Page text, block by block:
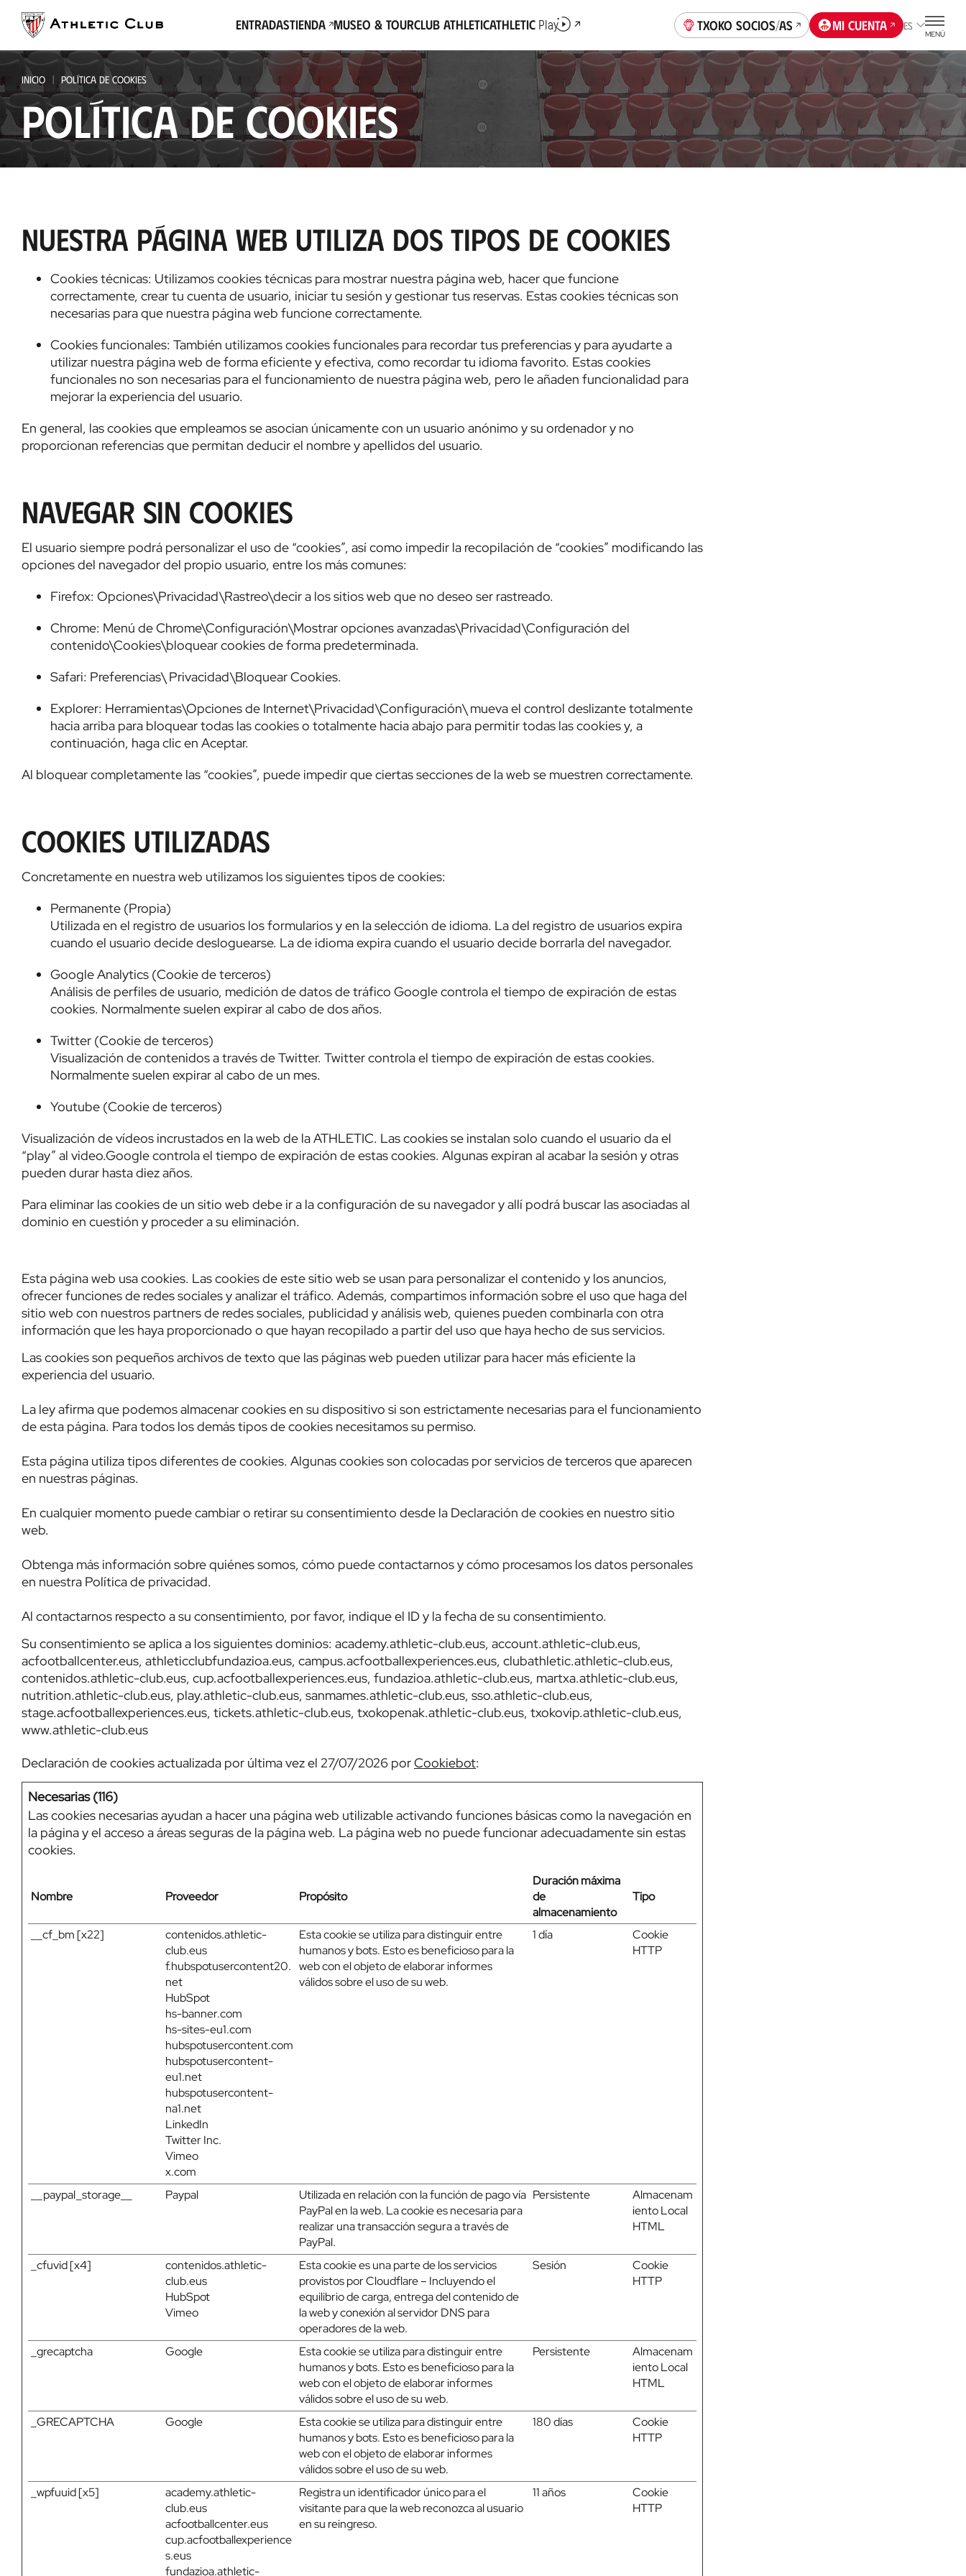
contenido
principal
EntradasTienda Museo & TourClub AthleticAthletic Play Txoko socios/as Mi cuenta ES
MENÚ
INICIO POLÍTICA DE COOKIES
Política de cookies
Nuestra página web utiliza dos tipos de cookies
Cookies técnicas: Utilizamos cookies técnicas para mostrar nuestra página web, hacer que funcione
correctamente, crear tu cuenta de usuario, iniciar tu sesión y gestionar tus reservas. Estas cookies técnicas son
necesarias para que nuestra página web funcione correctamente.
Cookies funcionales: También utilizamos cookies funcionales para recordar tus preferencias y para ayudarte a
utilizar nuestra página web de forma eficiente y efectiva, como recordar tu idioma favorito. Estas cookies
funcionales no son necesarias para el funcionamiento de nuestra página web, pero le añaden funcionalidad para
mejorar la experiencia del usuario.
En general, las cookies que empleamos se asocian únicamente con un usuario anónimo y su ordenador y no
proporcionan referencias que permitan deducir el nombre y apellidos del usuario.
Navegar sin cookies
El usuario siempre podrá personalizar el uso de “cookies”, así como impedir la recopilación de “cookies” modificando las
opciones del navegador del propio usuario, entre los más comunes:
Firefox: Opciones\Privacidad\Rastreo\decir a los sitios web que no deseo ser rastreado.
Chrome: Menú de Chrome\Configuración\Mostrar opciones avanzadas\Privacidad\Configuración del
contenido\Cookies\bloquear cookies de forma predeterminada.
Safari: Preferencias\ Privacidad\Bloquear Cookies.
Explorer: Herramientas\Opciones de Internet\Privacidad\Configuración\ mueva el control deslizante totalmente
hacia arriba para bloquear todas las cookies o totalmente hacia abajo para permitir todas las cookies y, a
continuación, haga clic en Aceptar.
Al bloquear completamente las “cookies”, puede impedir que ciertas secciones de la web se muestren correctamente.
Cookies utilizadas
Concretamente en nuestra web utilizamos los siguientes tipos de cookies:
Permanente (Propia)
Utilizada en el registro de usuarios los formularios y en la selección de idioma. La del registro de usuarios expira
cuando el usuario decide desloguearse. La de idioma expira cuando el usuario decide borrarla del navegador.
Google Analytics (Cookie de terceros)
Análisis de perfiles de usuario, medición de datos de tráfico Google controla el tiempo de expiración de estas
cookies. Normalmente suelen expirar al cabo de dos años.
Twitter (Cookie de terceros)
Visualización de contenidos a través de Twitter. Twitter controla el tiempo de expiración de estas cookies.
Normalmente suelen expirar al cabo de un mes.
Youtube (Cookie de terceros)
Visualización de vídeos incrustados en la web de la ATHLETIC. Las cookies se instalan solo cuando el usuario da el
“play” al video.Google controla el tiempo de expiración de estas cookies. Algunas expiran al acabar la sesión y otras
pueden durar hasta diez años.
Para eliminar las cookies de un sitio web debe ir a la configuración de su navegador y allí podrá buscar las asociadas al
dominio en cuestión y proceder a su eliminación.
Esta página web usa cookies. Las cookies de este sitio web se usan para personalizar el contenido y los anuncios,
ofrecer funciones de redes sociales y analizar el tráfico. Además, compartimos información sobre el uso que haga del
sitio web con nuestros partners de redes sociales, publicidad y análisis web, quienes pueden combinarla con otra
información que les haya proporcionado o que hayan recopilado a partir del uso que haya hecho de sus servicios.
Las cookies son pequeños archivos de texto que las páginas web pueden utilizar para hacer más eficiente la
experiencia del usuario.
La ley afirma que podemos almacenar cookies en su dispositivo si son estrictamente necesarias para el funcionamiento
de esta página. Para todos los demás tipos de cookies necesitamos su permiso.
Esta página utiliza tipos diferentes de cookies. Algunas cookies son colocadas por servicios de terceros que aparecen
en nuestras páginas.
En cualquier momento puede cambiar o retirar su consentimiento desde la Declaración de cookies en nuestro sitio
web.
Obtenga más información sobre quiénes somos, cómo puede contactarnos y cómo procesamos los datos personales
en nuestra Política de privacidad.
Al contactarnos respecto a su consentimiento, por favor, indique el ID y la fecha de su consentimiento.
Su consentimiento se aplica a los siguientes dominios: academy.athletic-club.eus, account.athletic-club.eus,
acfootballcenter.eus, athleticclubfundazioa.eus, campus.acfootballexperiences.eus, clubathletic.athletic-club.eus,
contenidos.athletic-club.eus, cup.acfootballexperiences.eus, fundazioa.athletic-club.eus, martxa.athletic-club.eus,
nutrition.athletic-club.eus, play.athletic-club.eus, sanmames.athletic-club.eus, sso.athletic-club.eus,
stage.acfootballexperiences.eus, tickets.athletic-club.eus, txokopenak.athletic-club.eus, txokovip.athletic-club.eus,
www.athletic-club.eus
Declaración de cookies actualizada por última vez el 27/07/2026 porCookiebot:
Necesarias (116)
Las cookies necesarias ayudan a hacer una página web utilizable activando funciones básicas como la navegación en
la página y el acceso a áreas seguras de la página web. La página web no puede funcionar adecuadamente sin estas
cookies.
Nombre Proveedor Propósito
Duración máxima
de
almacenamiento
Tipo
__cf_bm [x22]
contenidos.athletic-
club.eus
f.hubspotusercontent20.
net
HubSpot
hs-banner.com
hs-sites-eu1.com
hubspotusercontent.com
hubspotusercontent-
eu1.net
hubspotusercontent-
na1.net
LinkedIn
Twitter Inc.
Vimeo
x.com
Esta cookie se utiliza para distinguir entre
humanos y bots. Esto es beneficioso para la
web con el objeto de elaborar informes
válidos sobre el uso de su web.
1 día
Cookie
HTTP
__paypal_storage__ Paypal
Utilizada en relación con la función de pago vía
PayPal en la web. La cookie es necesaria para
realizar una transacción segura a través de
PayPal.
Persistente
Almacenam
iento Local
HTML
_cfuvid [x4]
contenidos.athletic-
club.eus
HubSpot
Vimeo
Esta cookie es una parte de los servicios
provistos por Cloudflare – Incluyendo el
equilibrio de carga, entrega del contenido de
la web y conexión al servidor DNS para
operadores de la web.
Sesión
Cookie
HTTP
_grecaptcha Google
Esta cookie se utiliza para distinguir entre
humanos y bots. Esto es beneficioso para la
web con el objeto de elaborar informes
válidos sobre el uso de su web.
Persistente
Almacenam
iento Local
HTML
_GRECAPTCHA Google
Esta cookie se utiliza para distinguir entre
humanos y bots. Esto es beneficioso para la
web con el objeto de elaborar informes
válidos sobre el uso de su web.
180 días
Cookie
HTTP
_wpfuuid [x5]
academy.athletic-
club.eus
acfootballcenter.eus
cup.acfootballexperience
s.eus
fundazioa.athletic-
Registra un identificador único para el
visitante para que la web reconozca al usuario
en su reingreso.
11 años
Cookie
HTTP